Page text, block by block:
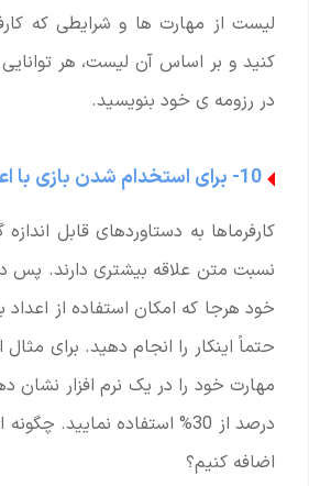
لیست از مهارت ها و شرایطی که
کنید و بر اساس آن لیست، هر توانایی
در رزومه ی خود بنویسید.
10- برای استخدام شدن بازی با اعداد را یاد بگیرید.
کارفرماها به دستاوردهای قابل
نسبت متن علاقه بیشتری دارند. پس
خود هرجا که امکان استفاده از
حتماً اینکار را انجام دهید. برای
مهارت خود را در یک نرم افزار
درصد از 30% استفاده نمایید.
اضافه کنیم؟